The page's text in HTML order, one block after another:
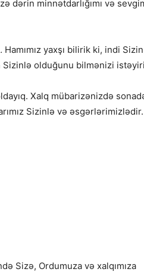
dərin minnətdarlığımı və
yaxşı bilirik ki, indi Sizin
Sizinlə olduğunu bilmənizi
Xalq mübarizənizdə
Sizinlə və əsgərlərimizlədir.
Sizə, Ordumuza və xalqımıza